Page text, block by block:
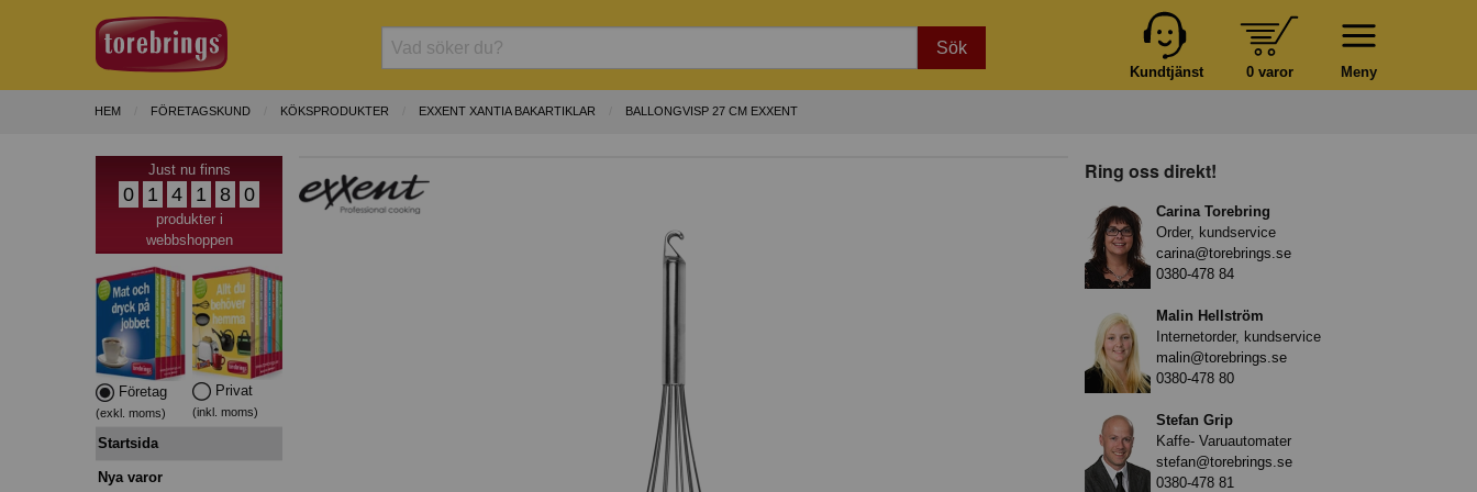
Sök
Meny
0 varor
Kundtjänst
HEM FÖRETAGSKUND KÖKSPRODUKTER EXXENT XANTIA BAKARTIKLAR BALLONGVISP 27 CM EXXENT
Just nu finns
0 1 4 1 8 0
produkter i
webbshoppen
Företag
(exkl. moms)
Privat
(inkl. moms)
Startsida
Nya varor
Ring oss direkt!
Carina Torebring
Order, kundservice
carina@torebrings.se
0380-478 84
Malin Hellström
Internetorder, kundservice
malin@torebrings.se
0380-478 80
Stefan Grip
Kaffe- Varuautomater
stefan@torebrings.se
0380-478 81